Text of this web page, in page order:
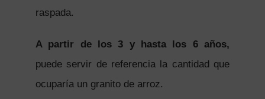
raspada.
A partir de los 3 y hasta los 6 años,
puede servir de referencia la cantidad que
ocuparía un granito de arroz.